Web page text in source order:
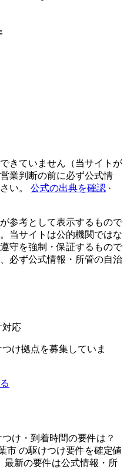
きていません（当サイトが
業判断の前に必ず公式情
い。
公式の出典を確認 ·
参考として表示するもので
当サイトは公的機関ではな
守を強制・保証するもので
必ず公式情報・所管の自治
対応
け拠点を募集していま
け・到着時間の要件は？
市 の駆けつけ要件を確定値
最新の要件は公式情報・所